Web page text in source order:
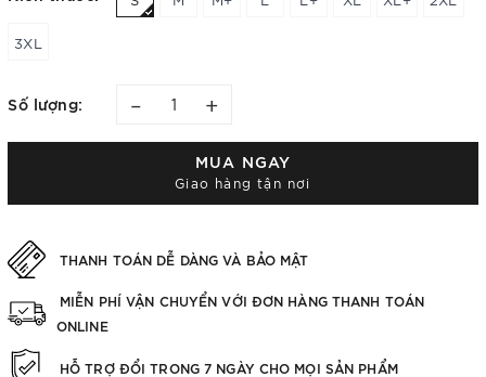
3XL
Số lượng: – +
MUA NGAY
Giao hàng tận nơi
THANH TOÁN DỄ DÀNG VÀ BẢO MẬT
MIỄN PHÍ VẬN CHUYỂN VỚI ĐƠN HÀNG THANH TOÁN
ONLINE
HỖ TRỢ ĐỔI TRONG 7 NGÀY CHO MỌI SẢN PHẨM